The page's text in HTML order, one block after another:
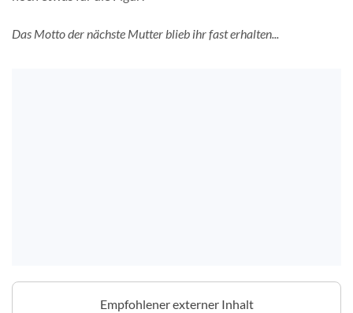
Das Motto der nächste Mutter blieb ihr fast erhalten...
Empfohlener externer Inhalt